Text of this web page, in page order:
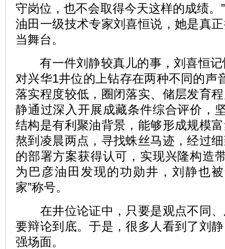
守岗位，也不会取得今天这样的成绩
油田一级技术专家刘喜恒说，她是真
当舞台。
有一件刘静较真儿的事，刘喜恒记
对兴华1井位的上钻存在两种不同的声
落实程度较低，圈闭落实、储层发育
静通过深入开展成藏条件综合评价，
结构是有利聚油背景，能够形成规模
熬到凌晨两点，寻找蛛丝马迹，经过
的部署方案获得认可，实现兴隆构造
为巴彦油田发现的功勋井，刘静也
家”称号。
在井位论证中，只要是观点不同、
要辩论到底。于是，很多人看到了刘
强场面。